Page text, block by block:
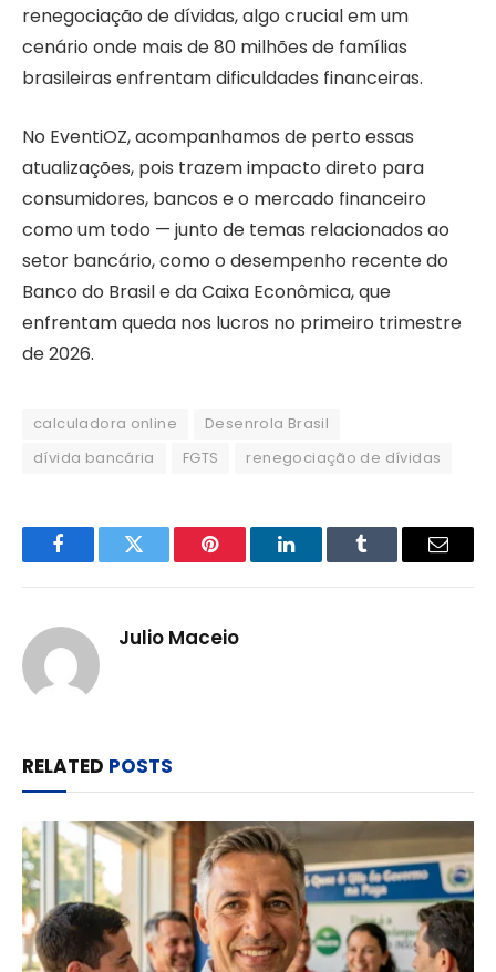
renegociação de dívidas, algo crucial em um
cenário onde mais de 80 milhões de famílias
brasileiras enfrentam dificuldades financeiras.
No EventiOZ, acompanhamos de perto essas
atualizações, pois trazem impacto direto para
consumidores, bancos e o mercado financeiro
como um todo — junto de temas relacionados ao
setor bancário, como o desempenho recente do
Banco do Brasil e da Caixa Econômica, que
enfrentam queda nos lucros no primeiro trimestre
de 2026.
calculadora online
Desenrola Brasil
dívida bancária
FGTS renegociação de dívidas
FacebookTwitter Pinterest LinkedInTumblr Email
Julio Maceio
RELATED POSTS